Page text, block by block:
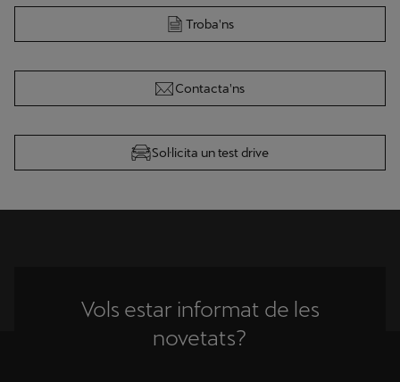
Troba'ns
Contacta'ns
Sol·licita un test drive
Vols estar informat de les
novetats?